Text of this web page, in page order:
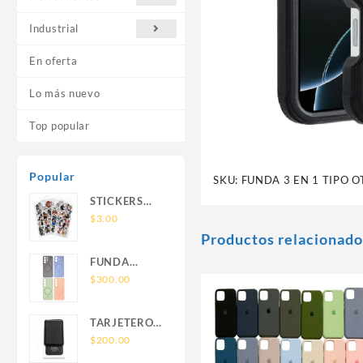
Industrial
En oferta
Lo más nuevo
Top popular
Popular
STICKERS
UNIVERSALES
$3.00
FUNDA
NOVA SAM
SIN SOPORTE
MAGNETICO
$300.00
TARJETERO
SIN SOPORTE
$200.00
SKU: FUNDA 3 EN 1 TIPO
Productos